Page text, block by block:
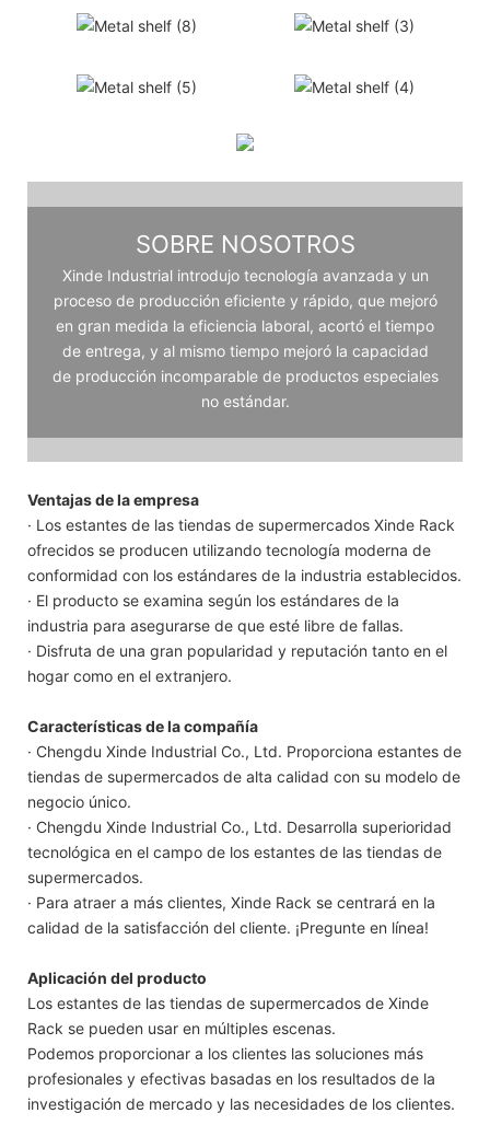
SOBRE NOSOTROS
Xinde Industrial introdujo tecnología avanzada y un
proceso de producción eficiente y rápido, que mejoró
en gran medida la eficiencia laboral, acortó el tiempo
de entrega, y al mismo tiempo mejoró la capacidad
de producción incomparable de productos especiales
no estándar.
Ventajas de la empresa
· Los estantes de las tiendas de supermercados Xinde Rack
ofrecidos se producen utilizando tecnología moderna de
conformidad con los estándares de la industria establecidos.
· El producto se examina según los estándares de la
industria para asegurarse de que esté libre de fallas.
· Disfruta de una gran popularidad y reputación tanto en el
hogar como en el extranjero.
Características de la compañía
· Chengdu Xinde Industrial Co., Ltd. Proporciona estantes de
tiendas de supermercados de alta calidad con su modelo de
negocio único.
· Chengdu Xinde Industrial Co., Ltd. Desarrolla superioridad
tecnológica en el campo de los estantes de las tiendas de
supermercados.
· Para atraer a más clientes, Xinde Rack se centrará en la
calidad de la satisfacción del cliente. ¡Pregunte en línea!
Aplicación del producto
Los estantes de las tiendas de supermercados de Xinde
Rack se pueden usar en múltiples escenas.
Podemos proporcionar a los clientes las soluciones más
profesionales y efectivas basadas en los resultados de la
investigación de mercado y las necesidades de los clientes.